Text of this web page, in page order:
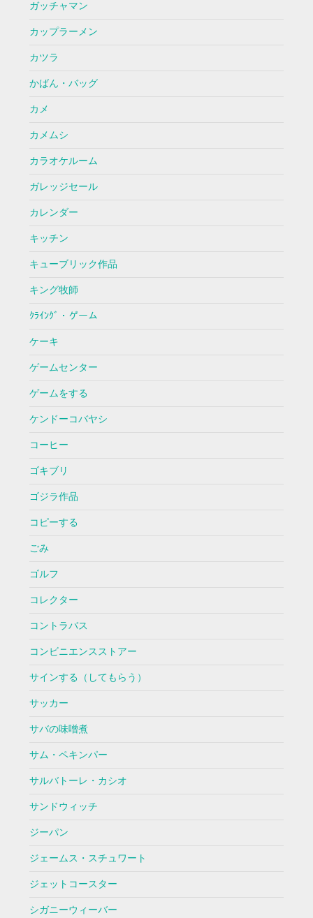
ガッチャマン
カップラーメン
カツラ
かばん・バッグ
カメ
カメムシ
カラオケルーム
ガレッジセール
カレンダー
キッチン
キューブリック作品
キング牧師
ｸﾗｲﾝｸﾞ・ゲーム
ケーキ
ゲームセンター
ゲームをする
ケンドーコバヤシ
コーヒー
ゴキブリ
ゴジラ作品
コピーする
ごみ
ゴルフ
コレクター
コントラバス
コンビニエンスストアー
サインする（してもらう）
サッカー
サバの味噌煮
サム・ペキンパー
サルバトーレ・カシオ
サンドウィッチ
ジーパン
ジェームス・スチュワート
ジェットコースター
シガニーウィーバー